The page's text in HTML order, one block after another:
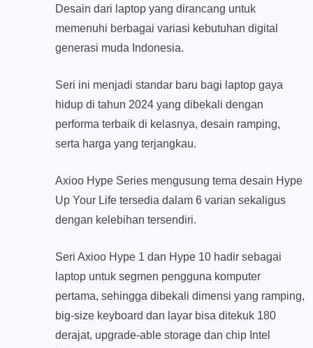
Desain dari laptop yang dirancang untuk
memenuhi berbagai variasi kebutuhan digital
generasi muda Indonesia.
Seri ini menjadi standar baru bagi laptop gaya
hidup di tahun 2024 yang dibekali dengan
performa terbaik di kelasnya, desain ramping,
serta harga yang terjangkau.
Axioo Hype Series mengusung tema desain Hype
Up Your Life tersedia dalam 6 varian sekaligus
dengan kelebihan tersendiri.
Seri Axioo Hype 1 dan Hype 10 hadir sebagai
laptop untuk segmen pengguna komputer
pertama, sehingga dibekali dimensi yang ramping,
big-size keyboard dan layar bisa ditekuk 180
derajat, upgrade-able storage dan chip Intel